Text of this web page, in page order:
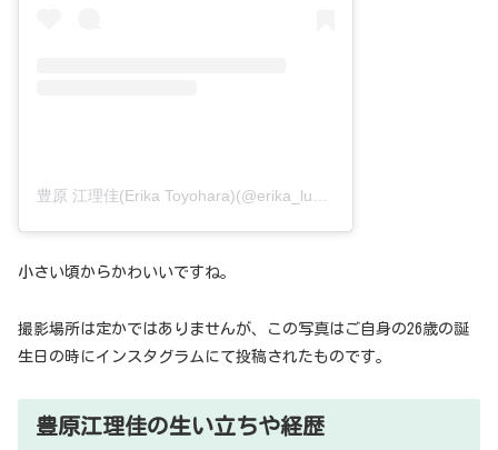
小さい頃からかわいいですね。
撮影場所は定かではありませんが、この写真はご自身の26歳の誕
生日の時にインスタグラムにて投稿されたものです。
豊原江理佳の生い立ちや経歴